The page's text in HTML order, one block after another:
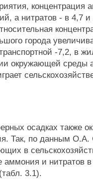
концентрация
а нитратов - в 4,7 и
города
-7,2, в
окружающей
осадках также
Так, по данным О.А.
в
аммония и нитратов в
3.1).